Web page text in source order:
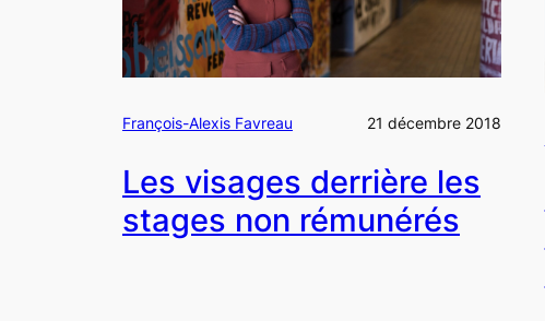
François-Alexis Favreau 21 décembre 2018
Les visages derrière les
stages non rémunérés